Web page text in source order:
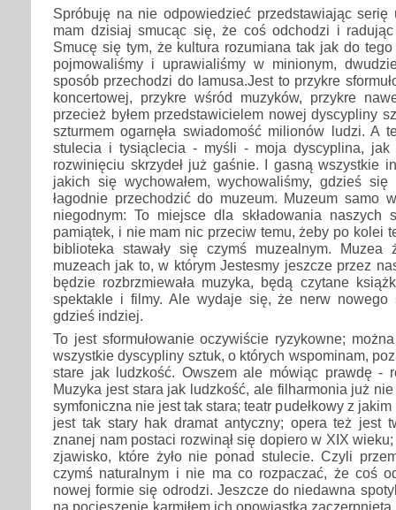
Spróbuję na nie odpowiedzieć przedstawiając serię
mam dzisiaj smucąc się, że coś odchodzi i
Smucę się tym, że kultura rozumiana tak jak do tego
pojmowaliśmy i uprawialiśmy w minionym,
sposób przechodzi do lamusa.Jest to przykre
koncertowej, przykre wśród muzyków, przykre
przecież byłem przedstawicielem nowej dyscypliny
szturmem ogarnęła swiadomość milionów ludzi. A
stulecia i tysiąclecia - myśli - moja dyscyplina, jak
rozwinięciu skrzydeł już gaśnie. I gasną wszystkie
jakich się wychowałem, wychowaliśmy, gdzieś
łagodnie przechodzić do muzeum. Muzeum samo
niegodnym: To miejsce dla składowania naszych
pamiątek, i nie mam nic przeciw temu, żeby po kolei
biblioteka stawały się czymś muzealnym.
muzeach jak to, w którym Jestesmy jeszcze przez
będzie rozbrzmiewała muzyka, będą czytane
spektakle i filmy. Ale wydaje się, że nerw nowego
gdzieś indziej.
To jest sformułowanie oczywiście ryzykowne;
wszystkie dyscypliny sztuk, o których wspominam,
stare jak ludzkość. Owszem ale mówiąc prawdę -
Muzyka jest stara jak ludzkość, ale filharmonia już
symfoniczna nie jest tak stara; teatr pudełkowy z
jest tak stary hak dramat antyczny; opera też jest
znanej nam postaci rozwinął się dopiero w XIX
zjawisko, które żyło nie ponad stulecie. Czyli
czymś naturalnym i nie ma co rozpaczać, że coś
nowej formie się odrodzi. Jeszcze do niedawna